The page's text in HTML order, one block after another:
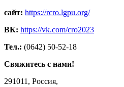
сайт: https://rcro.lgpu.org/
ВК: https://vk.com/cro2023
Тел.: (0642) 50-52-18
Свяжитесь с нами!
291011, Россия,